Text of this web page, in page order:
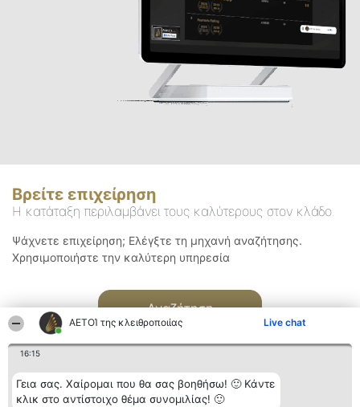
ΑΕΤΟΊ της κλειθροποιίας Live chat
16:15
Γεια σας. Χαίρομαι που θα σας βοηθήσω! 🙂 Κάντε
κλικ στο αντίστοιχο θέμα συνομιλίας! 🙂
Βρείτε επιχείρηση
Η κατάταξη περιλαμβάνει τους καλύτερους στον κλάδο
Ψάχνετε επιχείρηση; Ελέγξτε τη μηχανή αναζήτησης.
Χρησιμοποιήστε την καλύτερη υπηρεσία
Αναζήτηση